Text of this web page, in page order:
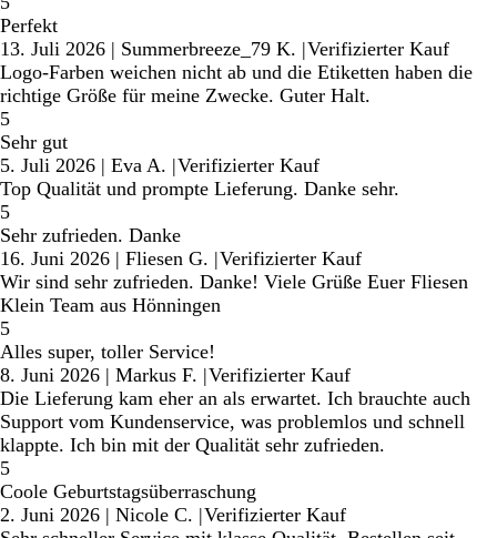
Perfekt
13. Juli 2026 | Summerbreeze_79 K. |Verifizierter Kauf
Logo-Farben weichen nicht ab und die Etiketten haben die
richtige Größe für meine Zwecke. Guter Halt.
5
Sehr gut
5. Juli 2026 | Eva A. |Verifizierter Kauf
Top Qualität und prompte Lieferung. Danke sehr.
5
Sehr zufrieden. Danke
16. Juni 2026 | Fliesen G. |Verifizierter Kauf
Wir sind sehr zufrieden. Danke! Viele Grüße Euer Fliesen
Klein Team aus Hönningen
5
Alles super, toller Service!
8. Juni 2026 | Markus F. |Verifizierter Kauf
Die Lieferung kam eher an als erwartet. Ich brauchte auch
Support vom Kundenservice, was problemlos und schnell
klappte. Ich bin mit der Qualität sehr zufrieden.
5
Coole Geburtstagsüberraschung
2. Juni 2026 | Nicole C. |Verifizierter Kauf